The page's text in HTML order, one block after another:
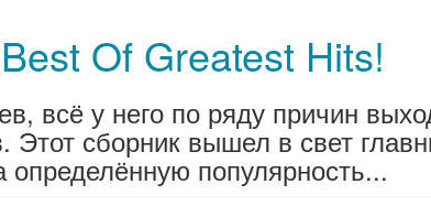
Of Greatest Hits!
всё у него по ряду причин
Этот сборник вышел в свет
популярность...